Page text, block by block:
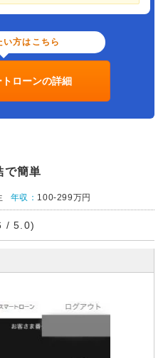
い方はこちら
ローンの詳細
で簡単
年収： 100-299万円
/ 5.0)